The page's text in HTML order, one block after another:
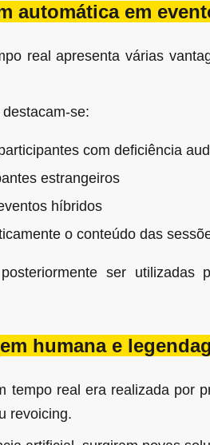
automática em
real apresenta várias
se:
com deficiência
estrangeiros
híbridos
o conteúdo das
ser utilizadas
humana e
tempo real era realizada por
revoicing.